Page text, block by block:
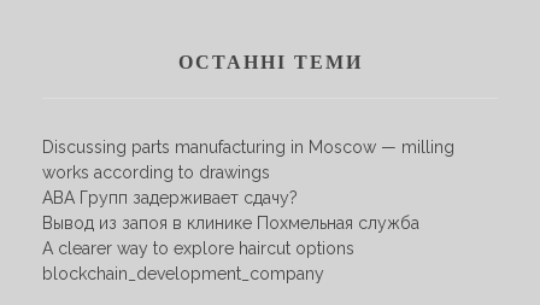
ОСТАННІ ТЕМИ
Discussing parts manufacturing in Moscow — milling
works according to drawings
АВА Групп задерживает сдачу?
Вывод из запоя в клинике Похмельная служба
A clearer way to explore haircut options
blockchain_development_company